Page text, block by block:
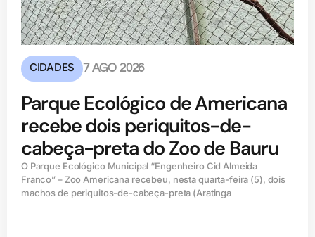
CIDADES 7 AGO 2026
Parque Ecológico de Americana
recebe dois periquitos-de-
cabeça-preta do Zoo de Bauru
O Parque Ecológico Municipal “Engenheiro Cid Almeida
Franco” – Zoo Americana recebeu, nesta quarta-feira (5), dois
machos de periquitos-de-cabeça-preta (Aratinga